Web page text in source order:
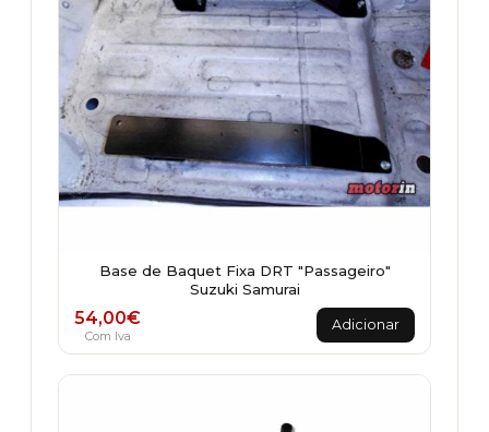
Base de Baquet Fixa DRT "Passageiro"
Suzuki Samurai
54,00€
Com Iva
Adicionar